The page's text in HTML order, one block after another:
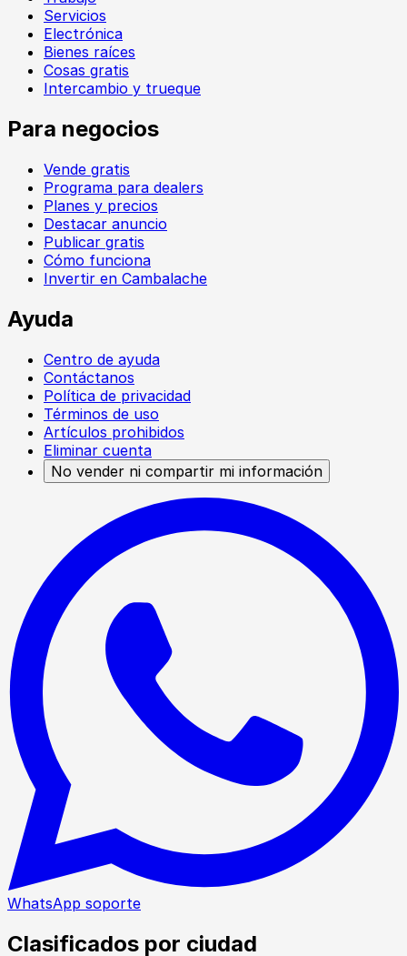
Servicios
Electrónica
Bienes raíces
Cosas gratis
Intercambio y trueque
Para negocios
Vende gratis
Programa para dealers
Planes y precios
Destacar anuncio
Publicar gratis
Cómo funciona
Invertir en Cambalache
Ayuda
Centro de ayuda
Contáctanos
Política de privacidad
Términos de uso
Artículos prohibidos
Eliminar cuenta
No vender ni compartir mi información
WhatsApp soporte
Clasificados por ciudad